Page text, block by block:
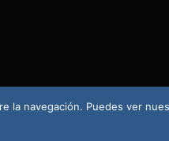
la navegación. Puedes ver